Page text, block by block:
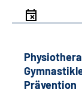
Prävention